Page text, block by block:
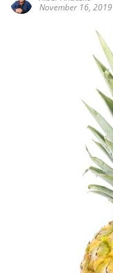
November 16, 2019